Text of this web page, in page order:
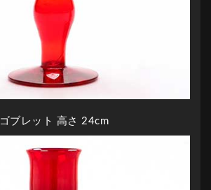
ゴブレット 高さ 24cm